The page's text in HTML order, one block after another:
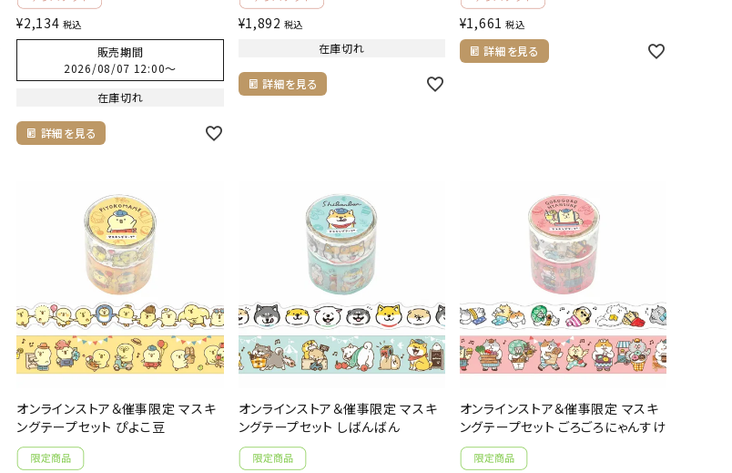
¥2,134 税込
販売期間
2026/08/07 12:00〜
在庫切れ
詳細を見る
¥1,892 税込
在庫切れ
詳細を見る
¥1,661 税込
詳細を見る
オンラインストア＆催事限定 マスキ
ングテープセット ぴよこ豆
オンラインストア＆催事限定 マスキ
ングテープセット しばんばん
オンラインストア＆催事限定 マスキ
ングテープセット ごろごろにゃんすけ